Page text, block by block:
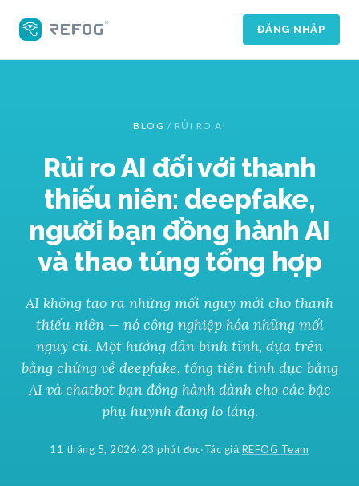
ĐĂNG NHẬP
BLOG / RỦI RO AI
Rủi ro AI đối với thanh
thiếu niên: deepfake,
người bạn đồng hành AI
và thao túng tổng hợp
AI không tạo ra những mối nguy mới cho thanh
thiếu niên — nó công nghiệp hóa những mối
nguy cũ. Một hướng dẫn bình tĩnh, dựa trên
bằng chứng về deepfake, tống tiền tình dục bằng
AI và chatbot bạn đồng hành dành cho các bậc
phụ huynh đang lo lắng.
11 tháng 5, 2026·23 phút đọc·Tác giả REFOG Team